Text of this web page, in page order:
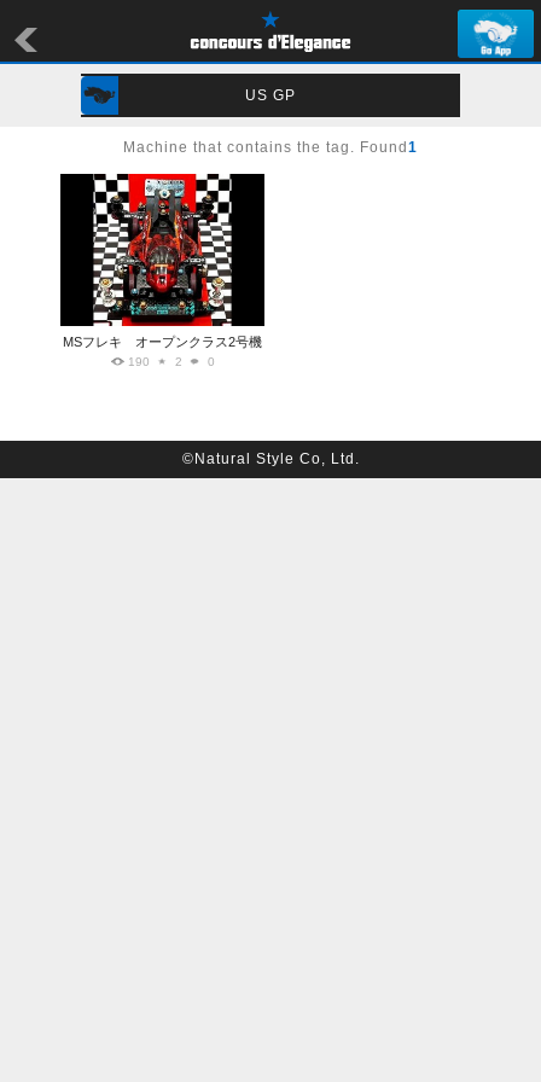
US GP
Machine that contains the tag. Found 1
MSフレキ オープンクラス2号機
190 2 0
©Natural Style Co, Ltd.